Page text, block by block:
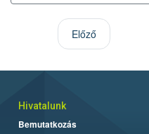
Előző
Hivatalunk
Bemutatkozás